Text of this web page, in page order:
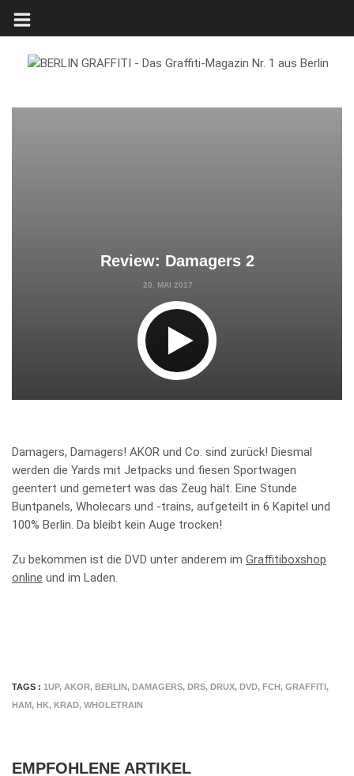
Review: Damagers 2
20. MAI 2017
Damagers, Damagers! AKOR und Co. sind zurück! Diesmal
werden die Yards mit Jetpacks und fiesen Sportwagen
geentert und gemetert was das Zeug hält. Eine Stunde
Buntpanels, Wholecars und -trains, aufgeteilt in 6 Kapitel und
100% Berlin. Da bleibt kein Auge trocken!
Zu bekommen ist die DVD unter anderem im Graffitiboxshop
online und im Laden.
TAGS : 1UP, AKOR, BERLIN, DAMAGERS, DRS, DRUX, DVD, FCH, GRAFFITI,
HAM, HK, KRAD, WHOLETRAIN
EMPFOHLENE ARTIKEL